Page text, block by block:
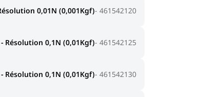
0,01N (0,001Kgf) 461542120
Résolution 0,1N (0,01Kgf) 461542125
Résolution 0,1N (0,01Kgf) 461542130